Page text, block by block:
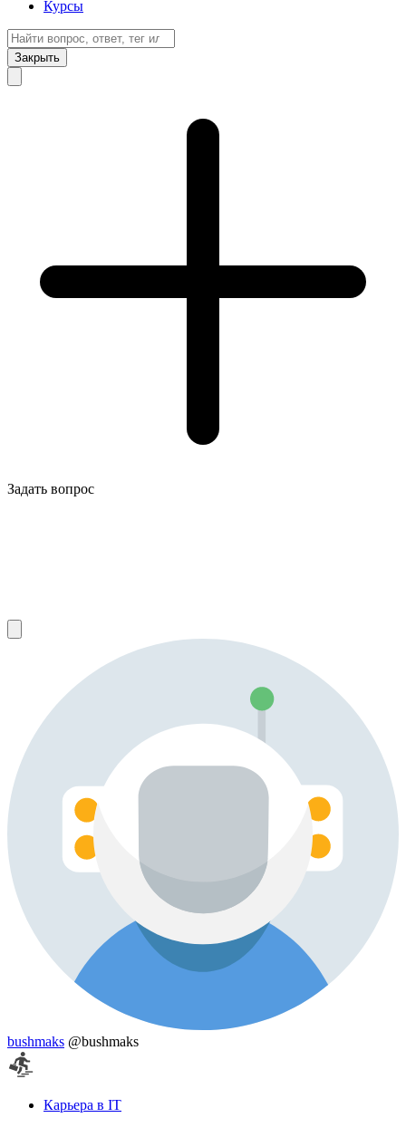
Курсы
Закрыть
Задать вопрос
bushmaks @bushmaks
Карьера в IT